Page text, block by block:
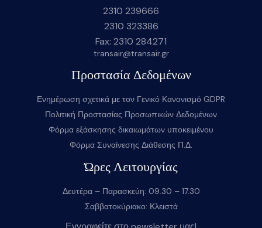
2310 239666
2310 323386
Fax: 2310 284271
transair@transair.gr
Προστασία Δεδομένων
Ενημέρωση σχετικά με τον Γενικό Κανονισμό GDPR
Πολιτική Προστασίας Προσωπικών Δεδομένων
Φόρμα εξάσκησης δικαιωμάτων υποκειμένου
Φόρμα Συναίνεσης Διάθεσης Π.Δ.
Ώρες Λειτουργίας
Δευτέρα – Παρασκεύη: 09.30 – 17.30
Σαββατοκύριακο: Κλειστά